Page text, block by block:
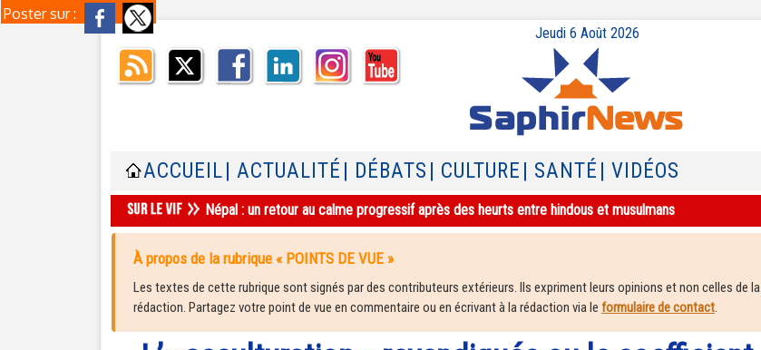
Poster sur :
Jeudi 6 Août 2026
ACCUEIL | ACTUALITÉ | DÉBATS | CULTURE | SANTÉ | VIDÉOS
Népal : un retour au calme progressif après des heurts entre hindous et musulmans
À propos de la rubrique « POINTS DE VUE »
Les textes de cette rubrique sont signés par des contributeurs extérieurs. Ils expriment leurs opinions et non celles de la
rédaction. Partagez votre point de vue en commentaire ou en écrivant à la rédaction via le formulaire de contact.